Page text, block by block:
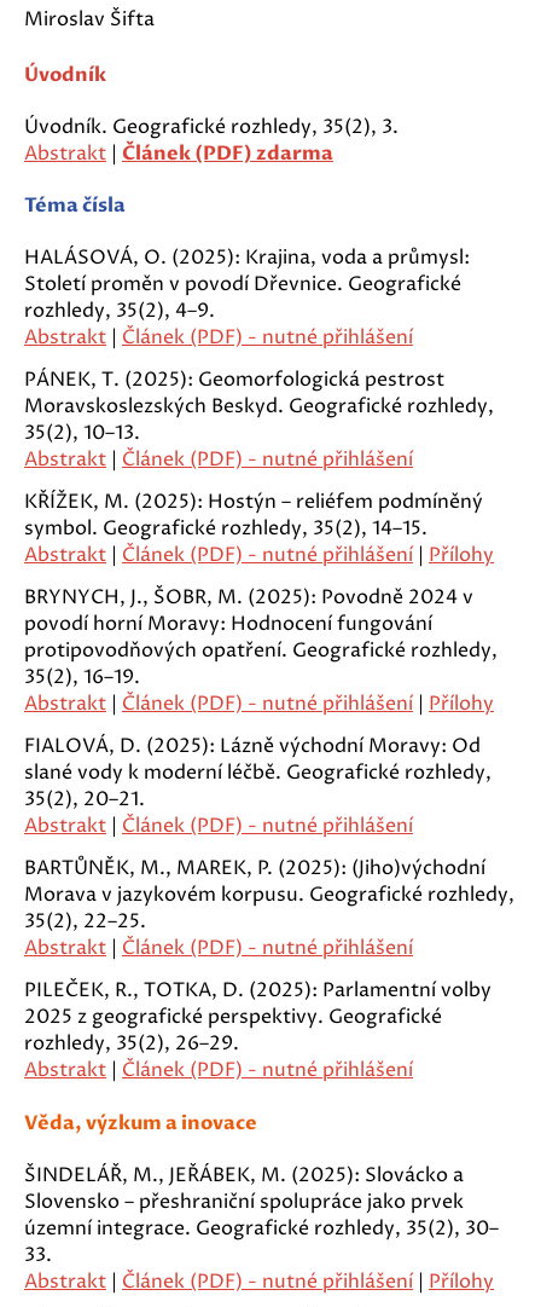
Miroslav Šifta
Úvodník
Úvodník. Geografické rozhledy, 35(2), 3.
Abstrakt | Článek (PDF) zdarma
Téma čísla
HALÁSOVÁ, O. (2025): Krajina, voda a průmysl:
Století proměn v povodí Dřevnice. Geografické
rozhledy, 35(2), 4–9.
Abstrakt | Článek (PDF) - nutné přihlášení
PÁNEK, T. (2025): Geomorfologická pestrost
Moravskoslezských Beskyd. Geografické rozhledy,
35(2), 10–13.
Abstrakt | Článek (PDF) - nutné přihlášení
KŘÍŽEK, M. (2025): Hostýn – reliéfem podmíněný
symbol. Geografické rozhledy, 35(2), 14–15.
Abstrakt | Článek (PDF) - nutné přihlášení| Přílohy
BRYNYCH, J., ŠOBR, M. (2025): Povodně 2024 v
povodí horní Moravy: Hodnocení fungování
protipovodňových opatření. Geografické rozhledy,
35(2), 16–19.
Abstrakt | Článek (PDF) - nutné přihlášení| Přílohy
FIALOVÁ, D. (2025): Lázně východní Moravy: Od
slané vody k moderní léčbě. Geografické rozhledy,
35(2), 20–21.
Abstrakt | Článek (PDF) - nutné přihlášení
BARTŮNĚK, M., MAREK, P. (2025): (Jiho)východní
Morava v jazykovém korpusu. Geografické rozhledy,
35(2), 22–25.
Abstrakt | Článek (PDF) - nutné přihlášení
PILEČEK, R., TOTKA, D. (2025): Parlamentní volby
2025 z geografické perspektivy. Geografické
rozhledy, 35(2), 26–29.
Abstrakt | Článek (PDF) - nutné přihlášení
Věda, výzkum a inovace
ŠINDELÁŘ, M., JEŘÁBEK, M. (2025): Slovácko a
Slovensko – přeshraniční spolupráce jako prvek
územní integrace. Geografické rozhledy, 35(2), 30–
33.
Abstrakt | Článek (PDF) - nutné přihlášení| Přílohy